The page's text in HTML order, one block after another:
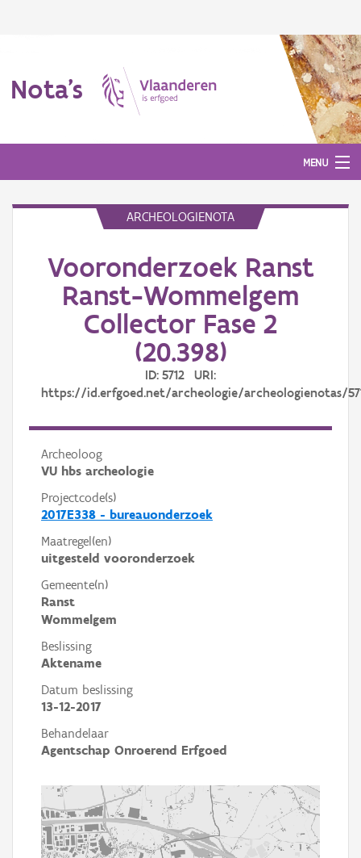
Nota's
MENU
Aanmelden
ARCHEOLOGIENOTA
Vooronderzoek Ranst
Ranst-Wommelgem
Collector Fase 2
(20.398)
ID: 5712 URI:
https://id.erfgoed.net/archeologie/archeologienotas/
Archeoloog
VU hbs archeologie
Projectcode(s)
2017E338 - bureauonderzoek
Maatregel(en)
uitgesteld vooronderzoek
Gemeente(n)
Ranst
Wommelgem
Beslissing
Aktename
Datum beslissing
13-12-2017
Behandelaar
Agentschap Onroerend Erfgoed